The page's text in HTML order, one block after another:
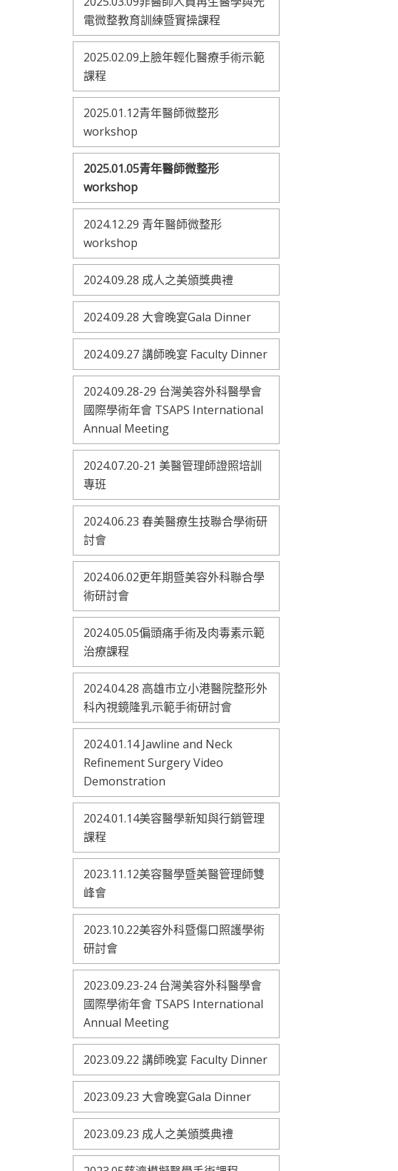
電微整教育訓練暨實操課程
2025.02.09上臉年輕化醫療手術示範
課程
2025.01.12青年醫師微整形
workshop
2025.01.05青年醫師微整形
workshop
2024.12.29 青年醫師微整形
workshop
2024.09.28 成人之美頒獎典禮
2024.09.28 大會晚宴Gala Dinner
2024.09.27 講師晚宴 Faculty Dinner
2024.09.28-29 台灣美容外科醫學會
國際學術年會 TSAPS International
Annual Meeting
2024.07.20-21 美醫管理師證照培訓
專班
2024.06.23 春美醫療生技聯合學術研
討會
2024.06.02更年期暨美容外科聯合學
術研討會
2024.05.05偏頭痛手術及肉毒素示範
治療課程
2024.04.28 高雄市立小港醫院整形外
科內視鏡隆乳示範手術研討會
2024.01.14 Jawline and Neck
Refinement Surgery Video
Demonstration
2024.01.14美容醫學新知與行銷管理
課程
2023.11.12美容醫學暨美醫管理師雙
峰會
2023.10.22美容外科暨傷口照護學術
研討會
2023.09.23-24 台灣美容外科醫學會
國際學術年會 TSAPS International
Annual Meeting
2023.09.22 講師晚宴 Faculty Dinner
2023.09.23 大會晚宴Gala Dinner
2023.09.23 成人之美頒獎典禮